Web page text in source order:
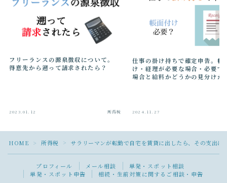
フリーランスの源泉徴収について。
得意先から遡って請求されたら？
2023.01.12 所得税
仕事の掛け持ちで確定申告。帳
け・経理が必要な場合・必要で
場合と給料かどうかの見分けか
2024.11.27
HOME ＞ 所得税 ＞ サラリーマンが転勤で自宅を賃貸に出したら、その支出
プロフィール メール相談
単発・スポット相談
単発・スポット申告
相続・生前対策に関するご相談・申告